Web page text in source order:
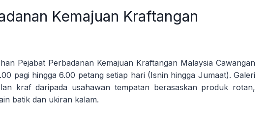
Kemajuan Kraftangan
Pejabat Perbadanan Kemajuan Kraftangan Malaysia Cawangan
pagi hingga 6.00 petang setiap hari (Isnin hingga Jumaat). Galeri
kraf daripada usahawan tempatan berasaskan produk rotan,
batik dan ukiran kalam.